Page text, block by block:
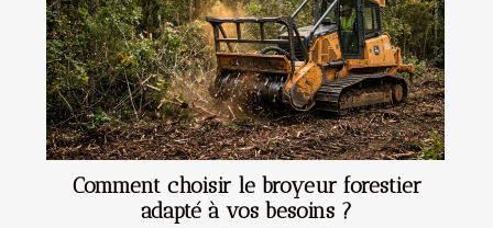
Comment choisir le broyeur forestier
adapté à vos besoins ?